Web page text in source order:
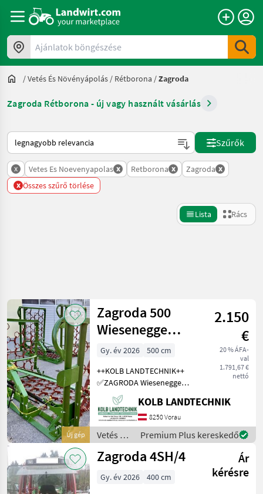
Ajánlatok böngészése
/Vetés És Növényápolás / Rétborona /Zagroda
Zagroda Rétborona - új vagy használt vásárlás
Így van sorba rendezve a Landwirt.com-on
Szűrők
x Vetes Es Noevenyapolas x Retborona x Zagroda x
x Összes szűrő törlése
Lista Rács
Kategória 4 Ország Szűrők
AKTUÁLIS
ÚTVONAL
Mezőgazdasági
gépek/eszközök
Vetes Es
Noevenyapolas
Retborona
KATEGÓRIA
KIVÁLASZTÁSA
Visszaállítás
4 eredmény
Új gép
Zagroda 500
Wiesenegge
Grünlandpflege
2.150
€
20 % ÁFA-
val
1.791,67 €
nettó
Gy. év 2026
500 cm
++KOLB LANDTECHNIK++
✅ZAGRODA Wiesenegge
500 PROFI ✅4-reihiges
Wendenetz - dadurch kann
in zwei verschieden
intensiven Stufen
gearbeitet werden
✅Ausführung mi
KOLB LANDTECHNIK
8250 Vorau
Vetés és
növényápolás
/
Premium Plus kereskedő
Zagroda 4SH/4
Ár
kérésre
Gy. év 2026 400 cm